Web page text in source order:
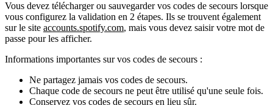
Vous devez télécharger ou sauvegarder vos codes de secours lorsque
vous configurez la validation en 2 étapes. Ils se trouvent également
sur le site accounts.spotify.com, mais vous devez saisir votre mot de
passe pour les afficher.
Informations importantes sur vos codes de secours :
Ne partagez jamais vos codes de secours.
Chaque code de secours ne peut être utilisé qu'une seule fois.
Conservez vos codes de secours en lieu sûr.